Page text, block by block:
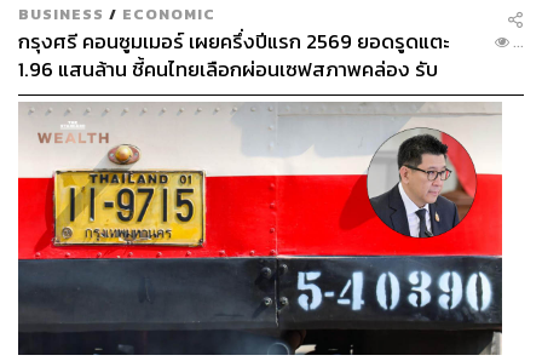
BUSINESS / ECONOMIC
กรุงศรี คอนซูมเมอร์ เผยครึ่งปีแรก 2569 ยอดรูดแตะ
1.96 แสนล้าน ชี้คนไทยเลือกผ่อนเซฟสภาพคล่อง รับ
เศรษฐกิจผันผวนฉุดผลประกอบการพลาดเป้า
...